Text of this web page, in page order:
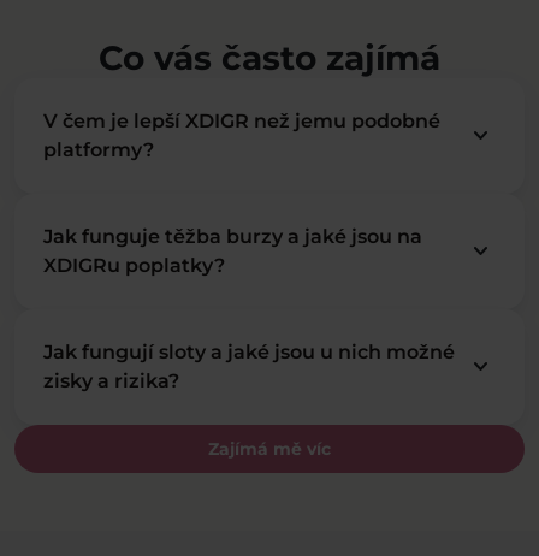
Co vás často zajímá
Zajímá mě víc
V čem je lepší XDIGR než jemu podobné
platformy?
keyboard_arrow_down
Jak funguje těžba burzy a jaké jsou na
XDIGRu poplatky?
keyboard_arrow_down
Jak fungují sloty a jaké jsou u nich možné
zisky a rizika?
keyboard_arrow_down